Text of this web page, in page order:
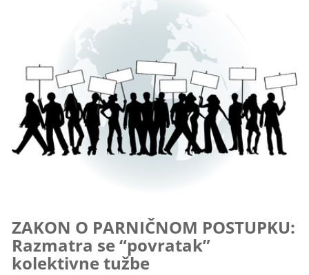
ZAKON O PARNIČNOM POSTUPKU:
Razmatra se “povratak”
kolektivne tužbe